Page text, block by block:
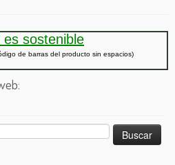
sostenible
de barras del producto sin espacios)